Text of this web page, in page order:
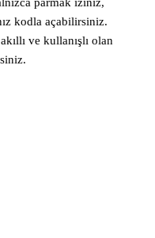
kodla açabilirsiniz.
ve kullanışlı olan